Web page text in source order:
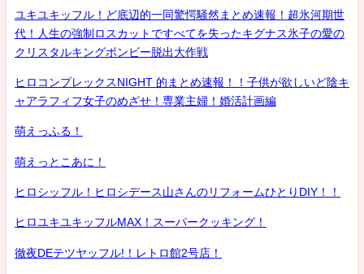
ユキユキッフル！ど底辺的一同驚愕騒然まとめ速報！超氷河期世
代！人生の強制ロスカットですべてを失ったキグナス氷子の愛の
クリスタルキングボンビー脱出大作戦
ヒロコンプレックスNIGHT 的まとめ速報！！子供が欲しいど陰キ
ャアラフィフ女子のめざせ！専業主婦！婚活計画編
萌えっふる！
萌えっとこあに！
ヒロシッフル！ヒロシデース山さんのリフォームひとりDIY！！
ヒロユキユキッフルMAX！スーパークッキング！
徹夜DEテツヤッフル!！レトロ館2号店！